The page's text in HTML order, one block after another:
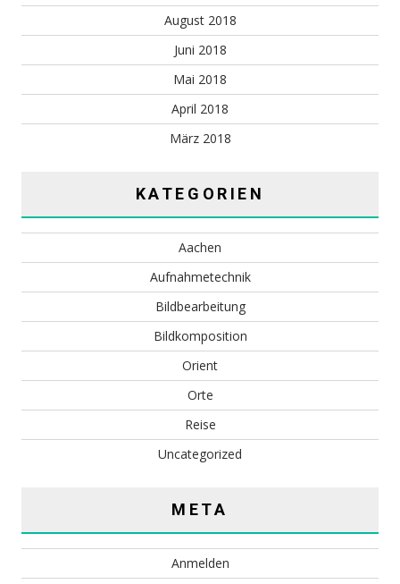
August 2018
Juni 2018
Mai 2018
April 2018
März 2018
KATEGORIEN
Aachen
Aufnahmetechnik
Bildbearbeitung
Bildkomposition
Orient
Orte
Reise
Uncategorized
META
Anmelden